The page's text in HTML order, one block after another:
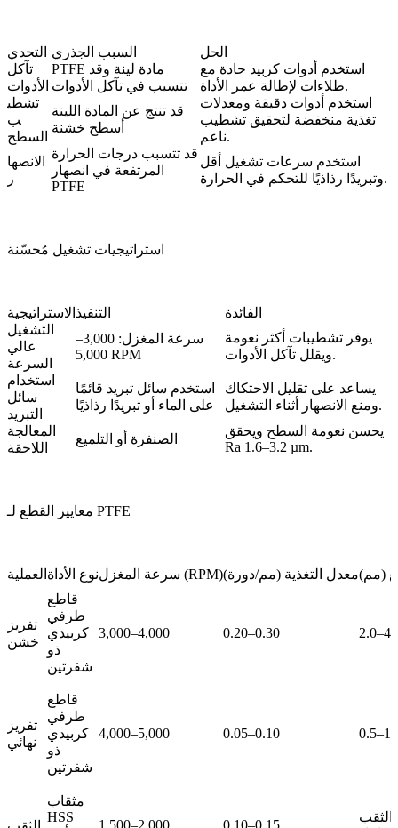
التحدي السبب الجذري
الحل
تآكل
الأدوات
PTFE مادة لينة وقد
تتسبب في تآكل الأدوات
استخدم أدوات كربيد حادة مع
طلاءات لإطالة عمر الأداة.
تشطي
ب
السطح
قد تنتج عن المادة اللينة
أسطح خشنة
استخدم أدوات دقيقة ومعدلات
تغذية منخفضة لتحقيق تشطيب
ناعم.
الانصها
ر
قد تتسبب درجات الحرارة
المرتفعة في انصهار
PTFE
استخدم سرعات تشغيل أقل
وتبريدًا رذاذيًا للتحكم في الحرارة.
استراتيجيات تشغيل مُحسّنة
الاستراتيجية التنفيذ
الفائدة
التشغيل
عالي
السرعة
سرعة المغزل: 3,000–
5,000 RPM
يوفر تشطيبات أكثر نعومة
ويقلل تآكل الأدوات.
استخدام
سائل
التبريد
استخدم سائل تبريد قائمًا
على الماء أو تبريدًا رذاذيًا
يساعد على تقليل الاحتكاك
ومنع الانصهار أثناء التشغيل.
المعالجة
اللاحقة
الصنفرة أو التلميع
يحسن نعومة السطح ويحقق
Ra 1.6–3.2 µm.
معايير القطع لـ PTFE
العملية نوع الأداة سرعة المغزل (RPM)معدل التغذية (مم/دورة)(مم)
تفريز
خشن
قاطع
طرفي
كربيدي
ذو
شفرتين
3,000–4,000 0.20–0.30
تفريز
نهائي
قاطع
طرفي
كربيدي
ذو
شفرتين
4,000–5,000 0.05–0.10
مثقاب
HSS